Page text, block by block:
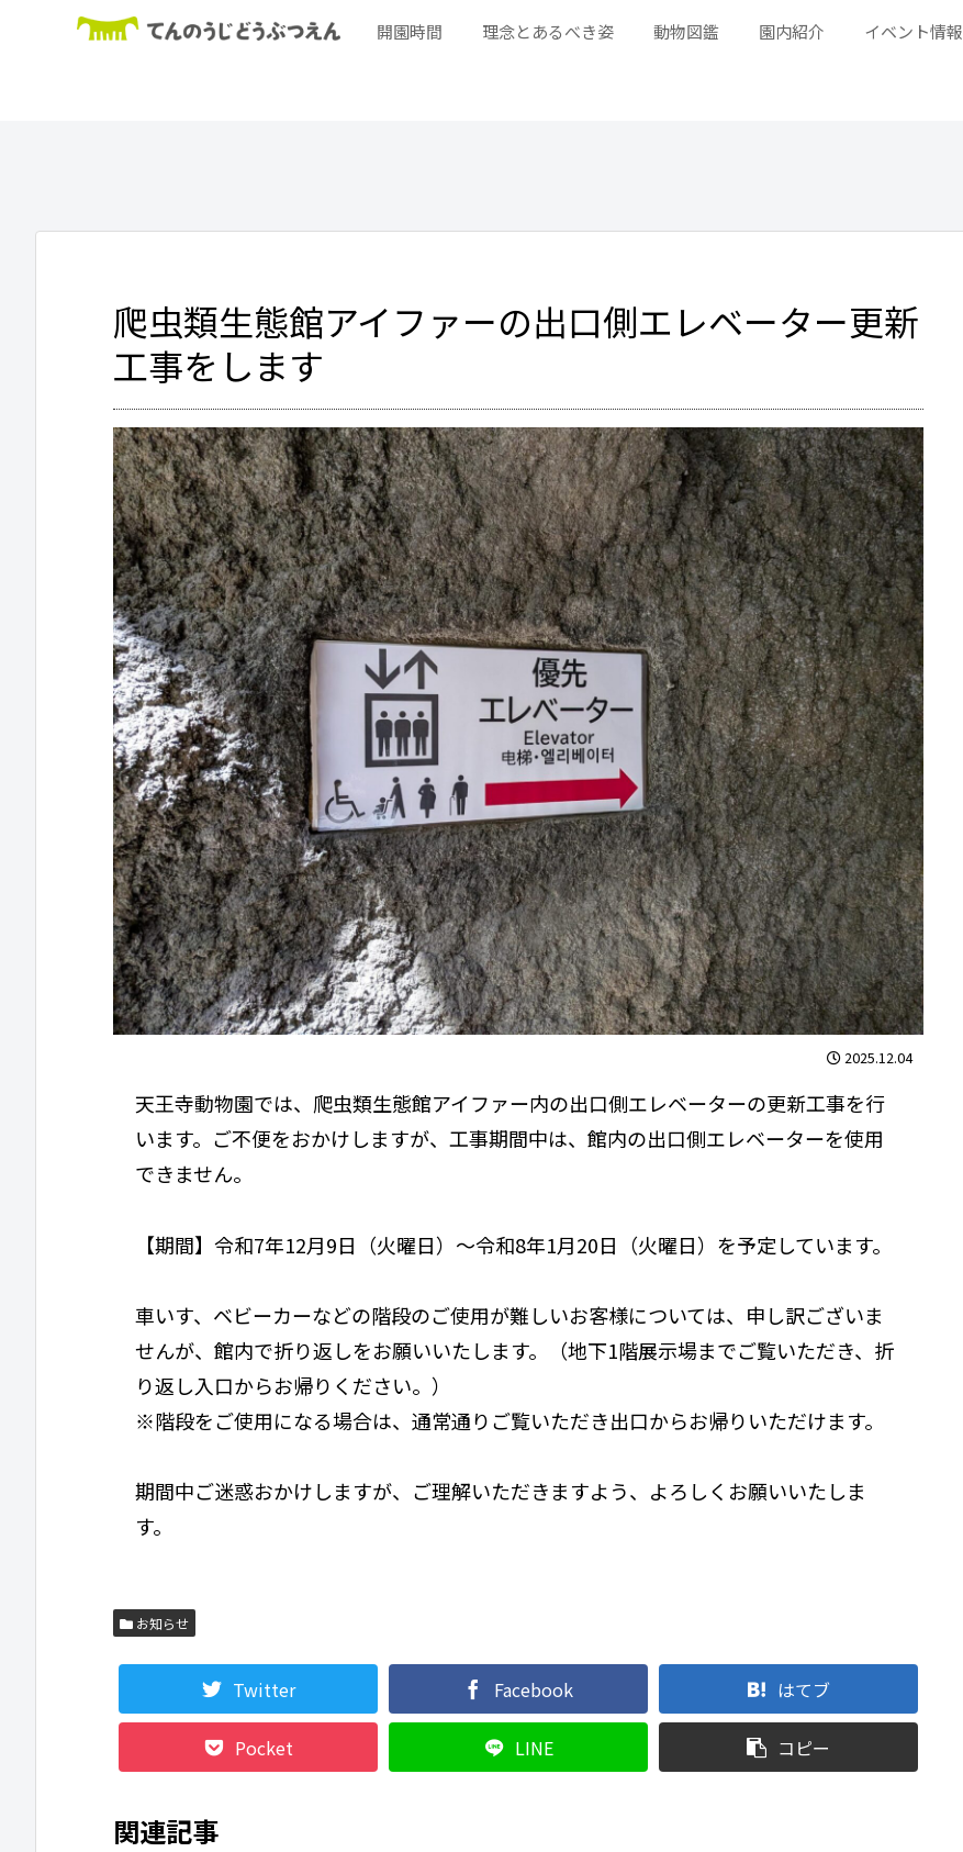
開園時間 理念とあるべき姿 動物図鑑 園内紹介 イベント情報
爬虫類生態館アイファーの出口側エレベーター更新
工事をします
2025.12.04
天王寺動物園では、爬虫類生態館アイファー内の出口側エレベーターの更新工事を行
います。ご不便をおかけしますが、工事期間中は、館内の出口側エレベーターを使用
できません。
【期間】令和7年12月9日（火曜日）～令和8年1月20日（火曜日）を予定しています。
車いす、ベビーカーなどの階段のご使用が難しいお客様については、申し訳ございま
せんが、館内で折り返しをお願いいたします。（地下1階展示場までご覧いただき、折
り返し入口からお帰りください。）
※階段をご使用になる場合は、通常通りご覧いただき出口からお帰りいただけます。
期間中ご迷惑おかけしますが、ご理解いただきますよう、よろしくお願いいたしま
す。
お知らせ
Twitter Facebook はてブ
Pocket LINE コピー
関連記事